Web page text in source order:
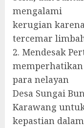
mengalami
kerugian
tercemar
2. Mendesak
para nelayan
Desa Sungai
Karawang
kepastian